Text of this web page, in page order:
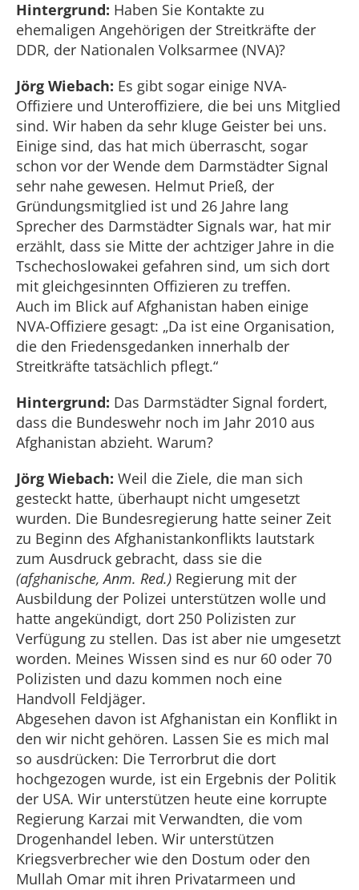
Hintergrund: Haben Sie Kontakte zu
ehemaligen Angehörigen der Streitkräfte der
DDR, der Nationalen Volksarmee (NVA)?
Jörg Wiebach: Es gibt sogar einige NVA-
Offiziere und Unteroffiziere, die bei uns Mitglied
sind. Wir haben da sehr kluge Geister bei uns.
Einige sind, das hat mich überrascht, sogar
schon vor der Wende dem Darmstädter Signal
sehr nahe gewesen. Helmut Prieß, der
Gründungsmitglied ist und 26 Jahre lang
Sprecher des Darmstädter Signals war, hat mir
erzählt, dass sie Mitte der achtziger Jahre in die
Tschechoslowakei gefahren sind, um sich dort
mit gleichgesinnten Offizieren zu treffen.
Auch im Blick auf Afghanistan haben einige
NVA-Offiziere gesagt: „Da ist eine Organisation,
die den Friedensgedanken innerhalb der
Streitkräfte tatsächlich pflegt.“
Hintergrund: Das Darmstädter Signal fordert,
dass die Bundeswehr noch im Jahr 2010 aus
Afghanistan abzieht. Warum?
Jörg Wiebach: Weil die Ziele, die man sich
gesteckt hatte, überhaupt nicht umgesetzt
wurden. Die Bundesregierung hatte seiner Zeit
zu Beginn des Afghanistankonflikts lautstark
zum Ausdruck gebracht, dass sie die
(afghanische, Anm. Red.) Regierung mit der
Ausbildung der Polizei unterstützen wolle und
hatte angekündigt, dort 250 Polizisten zur
Verfügung zu stellen. Das ist aber nie umgesetzt
worden. Meines Wissen sind es nur 60 oder 70
Polizisten und dazu kommen noch eine
Handvoll Feldjäger.
Abgesehen davon ist Afghanistan ein Konflikt in
den wir nicht gehören. Lassen Sie es mich mal
so ausdrücken: Die Terrorbrut die dort
hochgezogen wurde, ist ein Ergebnis der Politik
der USA. Wir unterstützen heute eine korrupte
Regierung Karzai mit Verwandten, die vom
Drogenhandel leben. Wir unterstützen
Kriegsverbrecher wie den Dostum oder den
Mullah Omar mit ihren Privatarmeen und